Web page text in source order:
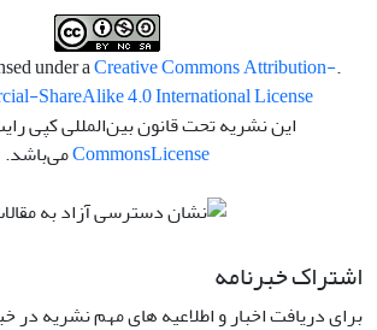
.This work is licensed under a
Creative Commons Attribution-
ShareAlike 4.0 International License
این نشریه تحت قانون بین‌المللی کپی
CommonsLicense می‌باشد.
اشتراک خبرنامه
برای دریافت اخبار و اطلاعیه های مهم نشریه در